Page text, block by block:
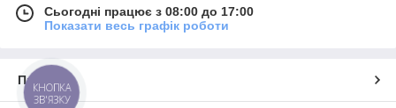
Сьогодні працює з 08:00 до 17:00
Показати весь графік роботи
Про нас
КНОПКА
ЗВ'ЯЗКУ